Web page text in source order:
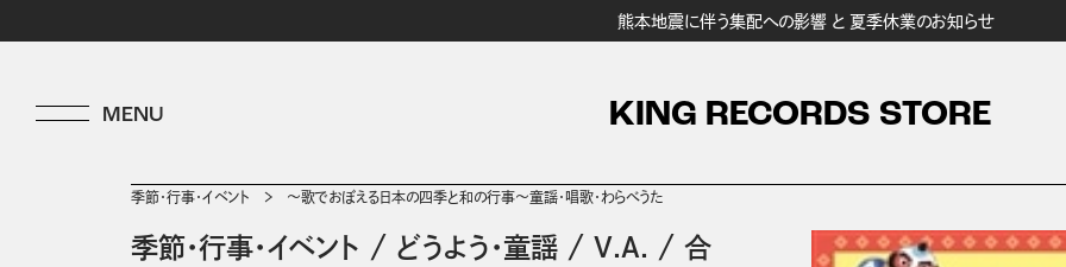
熊本地震に伴う集配への影響 と 夏季休業のお知らせ
KING RECORDS STORE
季節・行事・イベント ～歌でおぼえる日本の四季と和の行事～童謡・唱歌・わらべうた
季節・行事・イベント / どうよう・童謡 / V.A. / 合